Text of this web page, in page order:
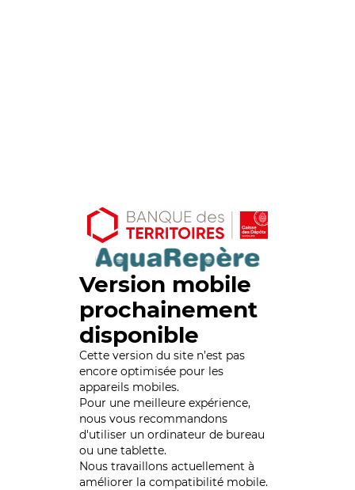
Version mobile
prochainement
disponible
Cette version du site n’est pas
encore optimisée pour les
appareils mobiles.
Pour une meilleure expérience,
nous vous recommandons
d'utiliser un ordinateur de bureau
ou une tablette.
Nous travaillons actuellement à
améliorer la compatibilité mobile.